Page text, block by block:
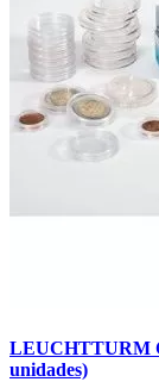
LEUCHTTURM
unidades)